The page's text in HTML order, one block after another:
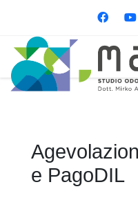
e PagoDIL